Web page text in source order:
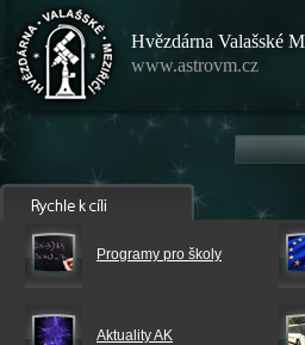
Hvězdárna Valašské
www.astrovm.cz
Programy pro školy
Aktuality AK